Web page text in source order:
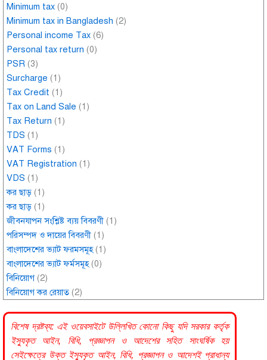
Minimum tax (0)
Minimum tax in Bangladesh (2)
Personal income Tax (6)
Personal tax return (0)
PSR (3)
Surcharge (1)
Tax Credit (1)
Tax on Land Sale (1)
Tax Return (1)
TDS (1)
VAT Forms (1)
VAT Registration (1)
VDS (1)
কর ছাড় (1)
কর ছাড় (1)
জীবনযাপন সংশ্লিষ্ট ব্যয় বিবরণী (1)
পরিসম্পদ ও দায়ের বিবরণী (1)
বাংলাদেশের ভ্যাট ফরমসমূহ(1)
বাংলাদেশের ভ্যাট ফর্মসমূহ(0)
বিনিয়োগ(2)
বিনিয়োগ কর রেয়াত(2)
বিশেষ দ্রষ্টব্য: এই ওয়েবসাইটে উল্লিখিত কোনো কিছু যদি সরকারকর্তৃক
ইস্যুকৃত আইন, বিধি, প্রজ্ঞাপন ও আদেশের সহিত সাংঘর্ষিক হয়
সেইক্ষেত্রে উক্ত ইস্যুকৃত আইন, বিধি, প্রজ্ঞাপন ও আদেশই প্রাধান্য